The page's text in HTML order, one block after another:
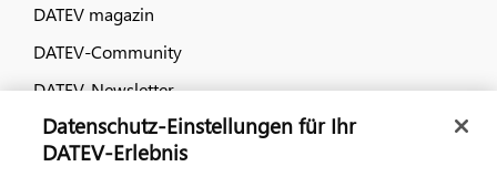
DATEV magazin
DATEV-Community
DATEV-Newsletter
Kontaktieren Sie uns
Datenschutz-Einstellungen für Ihr
DATEV-Erlebnis